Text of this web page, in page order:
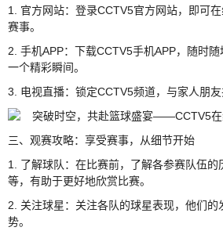
1. 官方网站：登录CCTV5官方网站，即可
赛事。
2. 手机APP：下载CCTV5手机APP，随时
一个精彩瞬间。
3. 电视直播：锁定CCTV5频道，与家人朋友
三、观赛攻略：享受赛事，从细节开始
1. 了解球队：在比赛前，了解各参赛队伍的
等，有助于更好地欣赏比赛。
2. 关注球星：关注各队的球星表现，他们
势。